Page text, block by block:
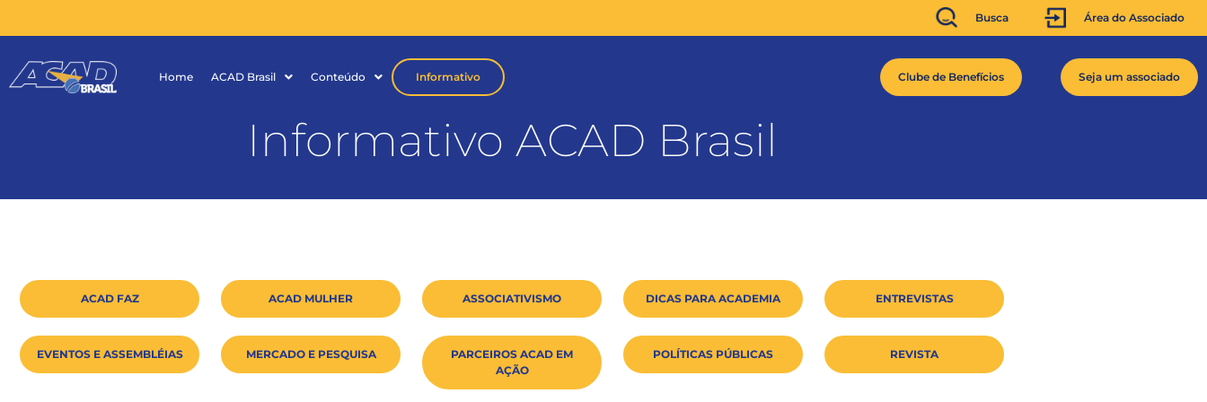
Busca Área do Associado
Home ACAD Brasil Conteúdo Informativo Clube de Benefícios Seja um associado
Informativo ACAD Brasil
ACAD FAZ ACAD MULHER ASSOCIATIVISMO DICAS PARA ACADEMIA ENTREVISTAS
EVENTOS E ASSEMBLÉIAS MERCADO E PESQUISA
PARCEIROS ACAD EM
AÇÃO
POLÍTICAS PÚBLICAS REVISTA